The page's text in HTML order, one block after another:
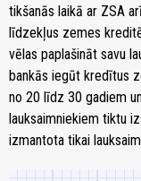
tikšanās laikā ar ZSA
līdzekļus zemes
vēlas paplašināt savu
bankās iegūt kredītus
no 20 līdz 30 gadiem
lauksaimniekiem tiktu
izmantota tikai